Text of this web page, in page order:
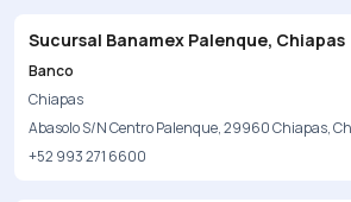
Sucursal Banamex Palenque, Chiapas
Banco
Chiapas
Abasolo S/N Centro Palenque, 29960 Chiapas,
+52 993 271 6600